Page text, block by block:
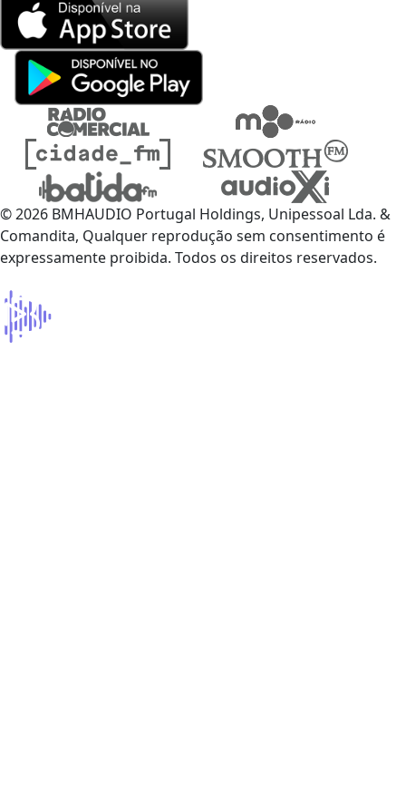
© 2026 BMHAUDIO Portugal Holdings, Unipessoal Lda. &
Comandita, Qualquer reprodução sem consentimento é
expressamente proibida. Todos os direitos reservados.